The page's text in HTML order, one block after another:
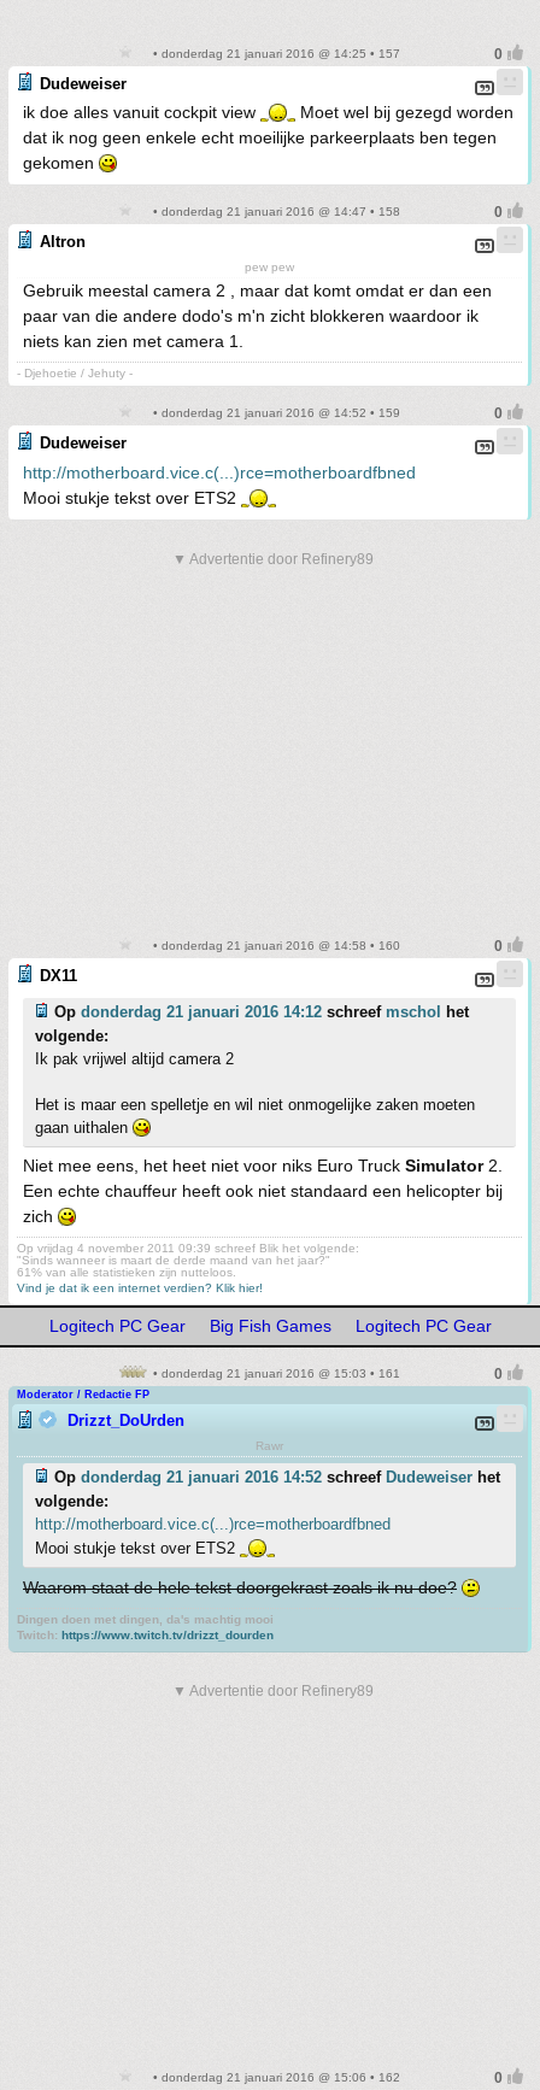
• donderdag 21 januari 2016 @ 14:25 • 157
Dudeweiser
ik doe alles vanuit cockpit view
Moet wel bij gezegd worden
dat ik nog geen enkele echt moeilijke parkeerplaats ben tegen
gekomen
• donderdag 21 januari 2016 @ 14:47 • 158
Altron
pew pew
Gebruik meestal camera 2 , maar dat komt omdat er dan een
paar van die andere dodo's m'n zicht blokkeren waardoor ik
niets kan zien met camera 1.
- Djehoetie / Jehuty -
• donderdag 21 januari 2016 @ 14:52 • 159
Dudeweiser
http://motherboard.vice.c(...)rce=motherboardfbned
Mooi stukje tekst over ETS2
▼ Advertentie door Refinery89
• donderdag 21 januari 2016 @ 14:58 • 160
DX11
Op donderdag 21 januari 2016 14:12 schreef mschol
het
volgende:
Ik pak vrijwel altijd camera 2
Het is maar een spelletje en wil niet onmogelijke zaken moeten
gaan uithalen
Niet mee eens, het heet niet voor niks Euro Truck Simulator2.
Een echte chauffeur heeft ook niet standaard een helicopter bij
zich
Op vrijdag 4 november 2011 09:39 schreef Blik het volgende:
"Sinds wanneer is maart de derde maand van het jaar?"
61% van alle statistieken zijn nutteloos.
Vind je dat ik een internet verdien? Klik hier!
Logitech PC Gear Big Fish Games Logitech PC Gear
• donderdag 21 januari 2016 @ 15:03 • 161
Moderator / Redactie FP
Drizzt_DoUrden
Rawr
Op donderdag 21 januari 2016 14:52 schreef Dudeweiser het
volgende:
http://motherboard.vice.c(...)rce=motherboardfbned
Mooi stukje tekst over ETS2
Waarom staat de hele tekst doorgekrast zoals ik nu doe?
Dingen doen met dingen, da's machtig mooi
Twitch: https://www.twitch.tv/drizzt_dourden
▼ Advertentie door Refinery89
• donderdag 21 januari 2016 @ 15:06 • 162